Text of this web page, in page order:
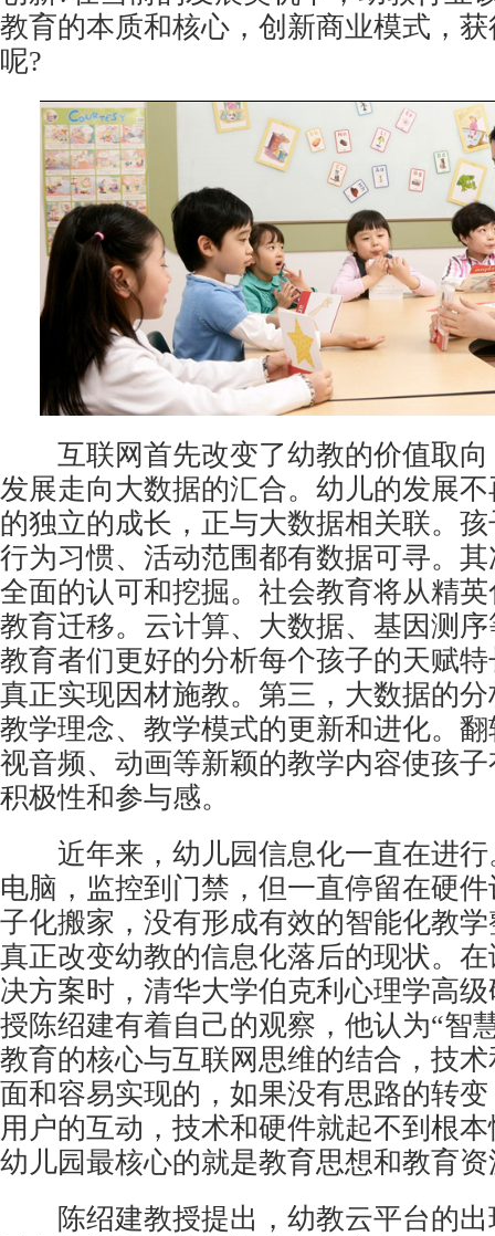
教育的本质和核心，创新商业模式，
呢?
互联网首先改变了幼教的价值取向
发展走向大数据的汇合。幼儿的发展
的独立的成长，正与大数据相关联。
行为习惯、活动范围都有数据可寻。
全面的认可和挖掘。社会教育将从精
教育迁移。云计算、大数据、基因测
教育者们更好的分析每个孩子的天赋
真正实现因材施教。第三，大数据的
教学理念、教学模式的更新和进化。
视音频、动画等新颖的教学内容使孩
积极性和参与感。
近年来，幼儿园信息化一直在进行
电脑，监控到门禁，但一直停留在硬
子化搬家，没有形成有效的智能化教
真正改变幼教的信息化落后的现状。
决方案时，清华大学伯克利心理学高
授陈绍建有着自己的观察，他认为“智
教育的核心与互联网思维的结合，技
面和容易实现的，如果没有思路的转
用户的互动，技术和硬件就起不到根
幼儿园最核心的就是教育思想和教育
陈绍建教授提出，幼教云平台的出